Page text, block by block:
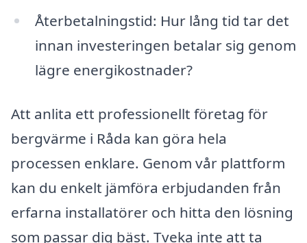
Återbetalningstid: Hur lång tid tar det
innan investeringen betalar sig genom
lägre energikostnader?
Att anlita ett professionellt företag för
bergvärme i Råda kan göra hela
processen enklare. Genom vår plattform
kan du enkelt jämföra erbjudanden från
erfarna installatörer och hitta den lösning
som passar dig bäst. Tveka inte att ta